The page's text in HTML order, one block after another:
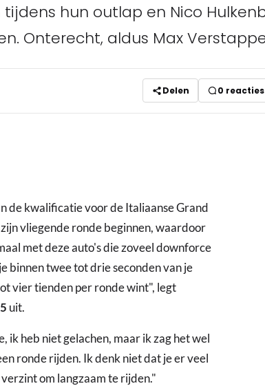
hun outlap en Nico
Onterecht, aldus Max
Delen 0 reacties
de kwalificatie voor de Italiaanse Grand
vliegende ronde beginnen, waardoor
met deze auto's die zoveel downforce
binnen twee tot drie seconden van je
vier tienden per ronde wint", legt
uit.
heb niet gelachen, maar ik zag het wel
ronde rijden. Ik denk niet dat je er veel
om langzaam te rijden."